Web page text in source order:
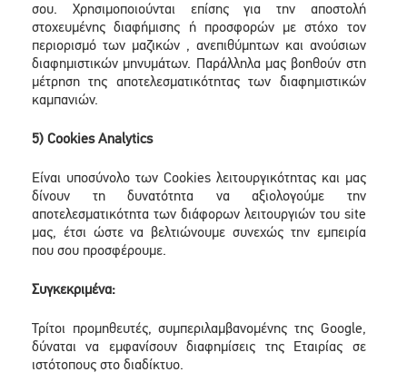
σου. Χρησιμοποιούνται επίσης για την αποστολή
στοχευμένης διαφήμισης ή προσφορών με στόχο τον
περιορισμό των μαζικών , ανεπιθύμητων και ανούσιων
διαφημιστικών μηνυμάτων. Παράλληλα μας βοηθούν στη
μέτρηση της αποτελεσματικότητας των διαφημιστικών
καμπανιών.
5) Cookies Analytics
Είναι υποσύνολο των Cookies λειτουργικότητας και μας
δίνουν τη δυνατότητα να αξιολογούμε την
αποτελεσματικότητα των διάφορων λειτουργιών του site
μας, έτσι ώστε να βελτιώνουμε συνεχώς την εμπειρία
που σου προσφέρουμε.
Συγκεκριμένα:
Τρίτοι προμηθευτές, συμπεριλαμβανομένης της Google,
δύναται να εμφανίσουν διαφημίσεις της Εταιρίας σε
ιστότοπους στο διαδίκτυο.